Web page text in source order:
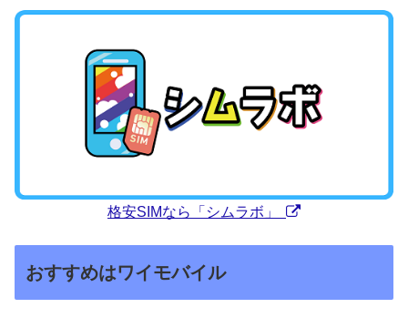
格安SIMなら「シムラボ」
おすすめはワイモバイル